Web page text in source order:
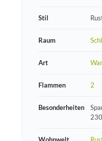
Stil
Raum
Art
Flammen 2
Besonderheiten
Wohnwelt